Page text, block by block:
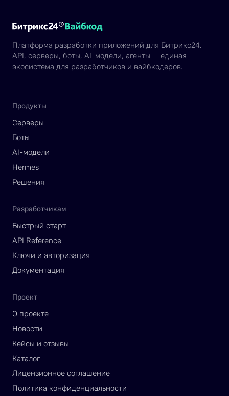
Платформа разработки приложений для Битрикс24.
API, серверы, боты, AI-модели, агенты — единая
экосистема для разработчиков и вайбкодеров.
Продукты
Серверы
Боты
AI-модели
Hermes
Решения
Разработчикам
Быстрый старт
API Reference
Ключи и авторизация
Документация
Проект
О проекте
Новости
Кейсы и отзывы
Каталог
Лицензионное соглашение
Политика конфиденциальности